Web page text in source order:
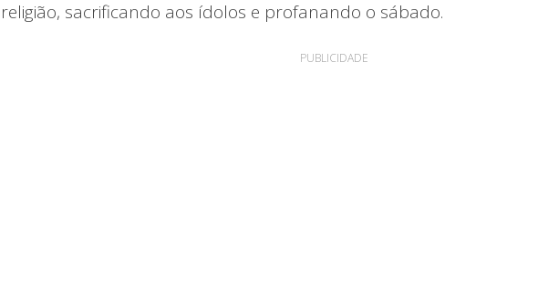
religião, sacrificando aos ídolos e profanando o sábado.
PUBLICIDADE